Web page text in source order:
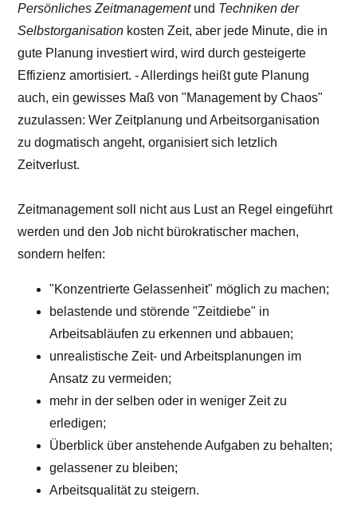
Persönliches Zeitmanagementund Techniken der
Selbstorganisation kosten Zeit, aber jede Minute, die in
gute Planung investiert wird, wird durch gesteigerte
Effizienz amortisiert. - Allerdings heißt gute Planung
auch, ein gewisses Maß von "Management by Chaos"
zuzulassen: Wer Zeitplanung und Arbeitsorganisation
zu dogmatisch angeht, organisiert sich letzlich
Zeitverlust.
Zeitmanagement soll nicht aus Lust an Regel eingeführt
werden und den Job nicht bürokratischer machen,
sondern helfen:
"Konzentrierte Gelassenheit" möglich zu machen;
belastende und störende "Zeitdiebe" in
Arbeitsabläufen zu erkennen und abbauen;
unrealistische Zeit- und Arbeitsplanungen im
Ansatz zu vermeiden;
mehr in der selben oder in weniger Zeit zu
erledigen;
Überblick über anstehende Aufgaben zu behalten;
gelassener zu bleiben;
Arbeitsqualität zu steigern.